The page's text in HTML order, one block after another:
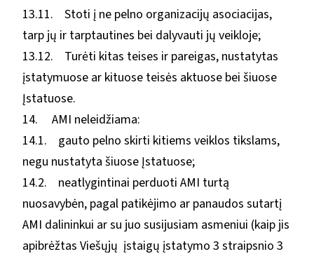
13.11. Stoti į ne pelno organizacijų asociacijas,
tarp jų ir tarptautines bei dalyvauti jų veikloje;
13.12. Turėti kitas teises ir pareigas, nustatytas
įstatymuose ar kituose teisės aktuose bei šiuose
Įstatuose.
14. AMI neleidžiama:
14.1. gauto pelno skirti kitiems veiklos tikslams,
negu nustatyta šiuose Įstatuose;
14.2. neatlygintinai perduoti AMI turtą
nuosavybėn, pagal patikėjimo ar panaudos sutartį
AMI dalininkui ar su juo susijusiam asmeniui (kaip jis
apibrėžtas Viešųjų įstaigų įstatymo 3 straipsnio 3